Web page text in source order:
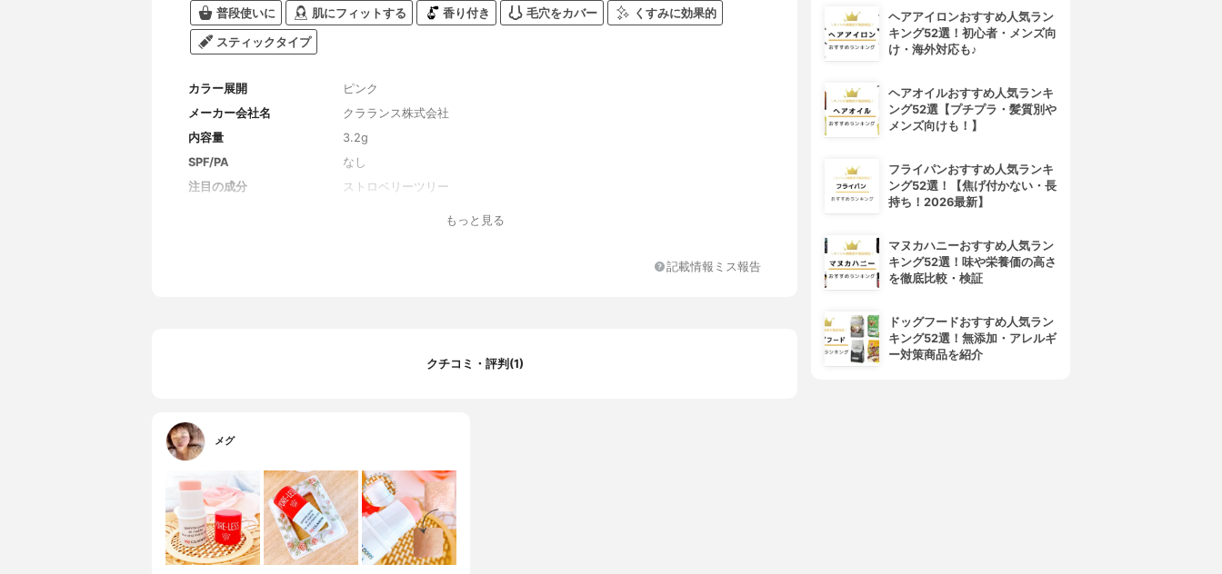
普段使いに 肌にフィットする 香り付き 毛穴をカバー くすみに効果的
スティックタイプ
カラー展開
ピンク
メーカー会社名
クラランス株式会社
内容量
3.2g
SPF/PA
なし
注目の成分
ストロベリーツリー
炭酸ジカプリリル、ジメチコン、メタクリル酸メチルクロスポリマー、（ヒマ
ワリ）シードワックス、セルロース、Hdi /トリメチロールヘキシルラクトンク
スポリマー、シリカ、ステアロキシメチコン/ジメチコンコポリマー、シンテチ
もっと見る
記載情報ミス報告
クチコミ・評判(1)
メグ
ヘアアイロンおすすめ人気ラン
キング52選！初心者・メンズ向
け・海外対応も♪
ヘアオイルおすすめ人気ランキ
ング52選【プチプラ・髪質別や
メンズ向けも！】
フライパンおすすめ人気ランキ
ング52選！【焦げ付かない・長
持ち！2026最新】
マヌカハニーおすすめ人気ラン
キング52選！味や栄養価の高さ
を徹底比較・検証
ドッグフードおすすめ人気ラン
キング52選！無添加・アレルギ
ー対策商品を紹介